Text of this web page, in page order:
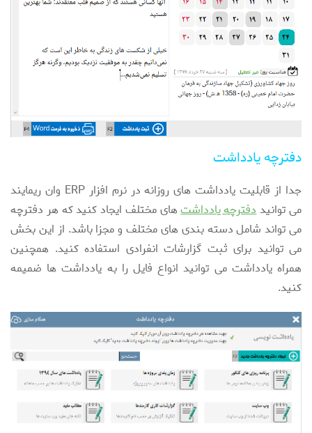
دفترچه یادداشت
جدا از قابلیت یادداشت های روزانه در نرم افزار ERP وان ریمایند
می توانیددفترچه یادداشتهای مختلف ایجاد کنید که هر دفترچه
می تواند شامل دسته بندی های مختلف و مجزا باشد. از این بخش
می توانید برای ثبت گزارشات انفرادی استفاده کنید. همچنین
همراه یادداشت می توانید انواع فایل را به یادداشت ها ضمیمه
کنید.